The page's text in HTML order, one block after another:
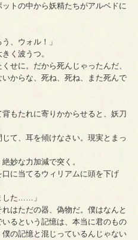
トの中から妖精たちがアルベドに
、ウォル！」
く波うつ。
せに。だから死んじゃったんだ、
からな、死ね、死ね、また死んで
もたれに寄りかからせると、妖刀
て、耳を傾けなさい。現実とまっ
妙な力加減で突く。
に当てるウィリアムに頭を下げ
した……」
はただの器、偽物だ。僕はなんと
るという記憶は、本当に君のもの
の記憶と混じっているんじゃない